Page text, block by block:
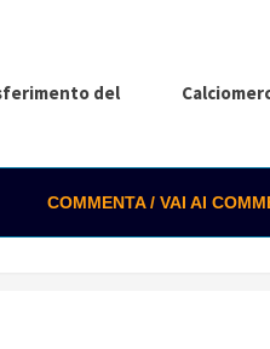
del
COMMENTA / VAI AI